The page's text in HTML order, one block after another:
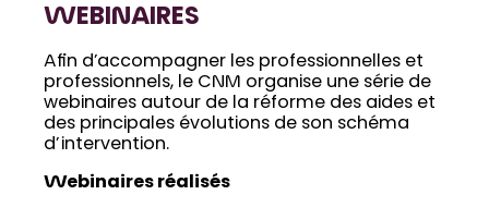
WEBINAIRES
Afin d’accompagner les professionnelles et
professionnels, le CNM organise une série de
webinaires autour de la réforme des aides et
des principales évolutions de son schéma
d’intervention.
Webinaires réalisés